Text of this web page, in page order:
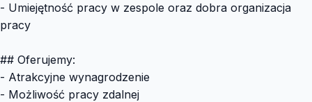
- Umiejętność pracy w zespole oraz dobra organizacja
pracy
## Oferujemy:
- Atrakcyjne wynagrodzenie
- Możliwość pracy zdalnej